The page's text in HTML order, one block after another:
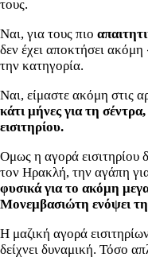
τους.
Ναι, για τους πιο
δεν έχει αποκτήσει
την κατηγορία.
Ναι, είμαστε ακόμη στις
κάτι μήνες για τη
εισιτηρίου.
Ομως η αγορά εισιτηρίου
τον Ηρακλή, την αγάπη
φυσικά για το ακόμη
Μονεμβασιώτη ενόψει
Η μαζική αγορά
δείχνει δυναμική. Τόσο